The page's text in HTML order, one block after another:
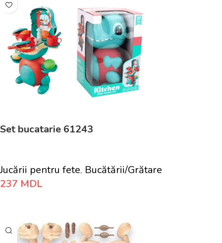
Set bucatarie 61243
Jucării pentru fete, Bucătării/Grătare
237 MDL